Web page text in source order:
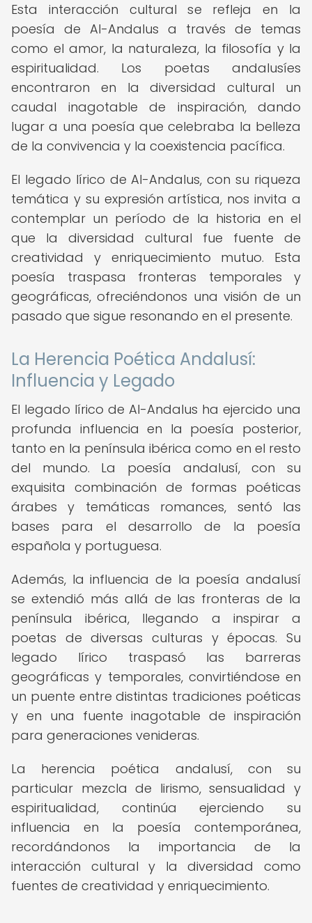
Esta interacción cultural se refleja en la
poesía de Al-Andalus a través de temas
como el amor, la naturaleza, la filosofía y la
espiritualidad. Los poetas andalusíes
encontraron en la diversidad cultural un
caudal inagotable de inspiración, dando
lugar a una poesía que celebraba la belleza
de la convivencia y la coexistencia pacífica.
El legado lírico de Al-Andalus, con su riqueza
temática y su expresión artística, nos invita a
contemplar un período de la historia en el
que la diversidad cultural fue fuente de
creatividad y enriquecimiento mutuo. Esta
poesía traspasa fronteras temporales y
geográficas, ofreciéndonos una visión de un
pasado que sigue resonando en el presente.
La Herencia Poética Andalusí:
Influencia y Legado
El legado lírico de Al-Andalus ha ejercido una
profunda influencia en la poesía posterior,
tanto en la península ibérica como en el resto
del mundo. La poesía andalusí, con su
exquisita combinación de formas poéticas
árabes y temáticas romances, sentó las
bases para el desarrollo de la poesía
española y portuguesa.
Además, la influencia de la poesía andalusí
se extendió más allá de las fronteras de la
península ibérica, llegando a inspirar a
poetas de diversas culturas y épocas. Su
legado lírico traspasó las barreras
geográficas y temporales, convirtiéndose en
un puente entre distintas tradiciones poéticas
y en una fuente inagotable de inspiración
para generaciones venideras.
La herencia poética andalusí, con su
particular mezcla de lirismo, sensualidad y
espiritualidad, continúa ejerciendo su
influencia en la poesía contemporánea,
recordándonos la importancia de la
interacción cultural y la diversidad como
fuentes de creatividad y enriquecimiento.